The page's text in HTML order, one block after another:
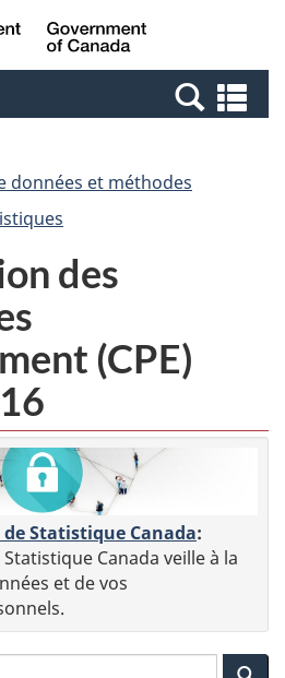
Passer
au
Passer
à
Canada
et
données et méthodes
des
(CPE)
Statistique Canada:
Canada veille à la
et de vos